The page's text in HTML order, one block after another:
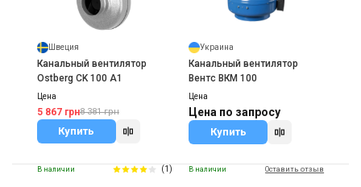
Швеция
Канальный вентилятор
Ostberg CK 100 A1
Цена
5 867 грн8 381 грн
Купить
Украина
Канальный вентилятор
Вентс ВКМ 100
Цена
Цена по запросу
Купить
В наличии (1) В наличии Оставить отзыв